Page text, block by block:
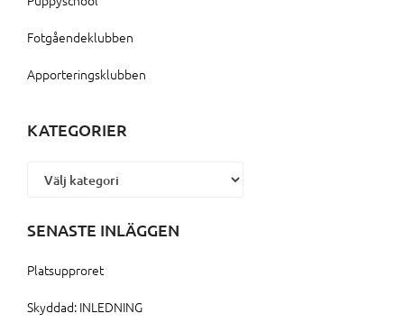
Fotgåendeklubben
Apporteringsklubben
KATEGORIER
Kategorier
SENASTE INLÄGGEN
Platsupproret
Skyddad: INLEDNING